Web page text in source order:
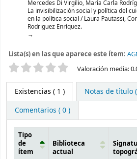
Mercedes Di Virgilio, María Carla
La invisibilización social y política del
en la política social / Laura Pautassi,
Rodriguez Enríquez.
Lista(s) en las que aparece este ítem:
Valoración Valoración media:
Existencias ( 1 )
Notas de título
Comentarios ( 0 )
Tipo
de
ítem
Biblioteca
actual